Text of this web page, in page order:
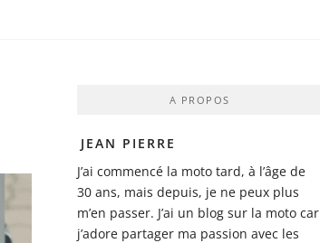
A PROPOS
JEAN PIERRE
J’ai commencé la moto tard, à l’âge de
30 ans, mais depuis, je ne peux plus
m’en passer. J’ai un blog sur la moto car
j’adore partager ma passion avec les